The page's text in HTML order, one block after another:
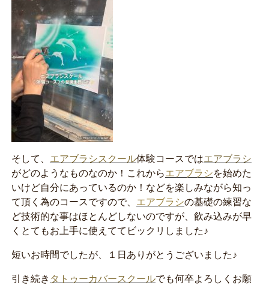
そして、 エアブラシスクール体験コースではエアブラシ
がどのようなものなのか！これからエアブラシを始めた
いけど自分にあっているのか！などを楽しみながら知っ
て頂く為のコースですので、 エアブラシの基礎の練習な
ど技術的な事はほとんどしないのですが、飲み込みが早
くとてもお上手に使えててビックリしました♪
短いお時間でしたが、１日ありがとうございました♪
引き続き タトゥーカバースクールでも何卒よろしくお願